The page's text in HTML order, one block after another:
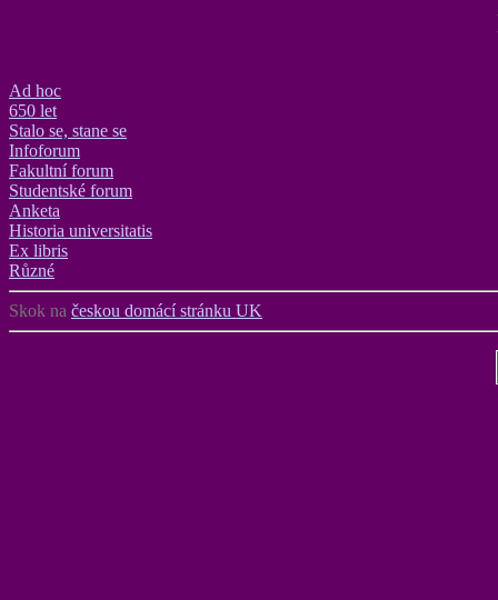
Ad hoc
650 let
Stalo se, stane se
Infoforum
Fakultní forum
Studentské forum
Anketa
Historia universitatis
Ex libris
Různé
Skok na českou domácí stránku UK